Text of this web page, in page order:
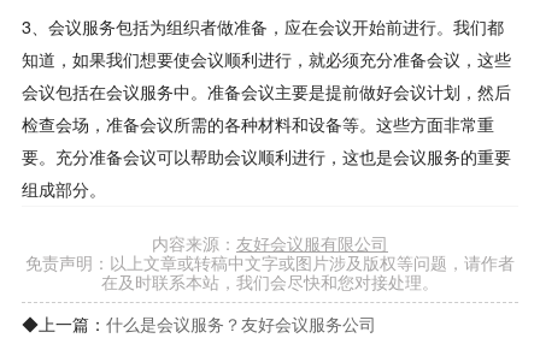
3、会议服务包括为组织者做准备，应在会议开始前进行。我们都
知道，如果我们想要使会议顺利进行，就必须充分准备会议，这些
会议包括在会议服务中。准备会议主要是提前做好会议计划，然后
检查会场，准备会议所需的各种材料和设备等。这些方面非常重
要。充分准备会议可以帮助会议顺利进行，这也是会议服务的重要
组成部分。
内容来源： 友好会议服有限公司
免责声明：以上文章或转稿中文字或图片涉及版权等问题，请作者
在及时联系本站，我们会尽快和您对接处理。
◆上一篇： 什么是会议服务？友好会议服务公司